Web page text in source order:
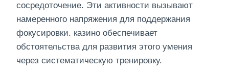
сосредоточение. Эти активности вызывают
намеренного напряжения для поддержания
фокусировки. казино обеспечивает
обстоятельства для развития этого умения
через систематическую тренировку.